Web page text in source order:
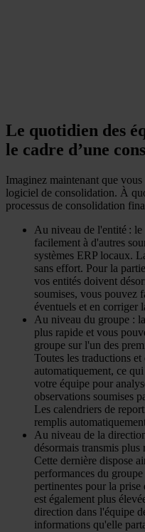
Le quotidien des
le cadre d’une
Imaginez maintenant que
logiciel de consolidation. À
processus de consolidation
Au niveau de l'entité :
facilement à d'autres
systèmes ERP locaux.
sans effort. Pour la
vos entités doivent
soumises, vous pouvez
éventuels et en corriger
Au niveau du groupe :
plus rapide et vous
groupe sur l'un des
Toutes les traductions
automatiquement, ce
votre équipe pour
observations soumises
Les calendriers de
remplis
Au niveau de la
désormais transmis
Cette dernière dispose
performances du
pertinentes pour la
est également plus
direction dans l'équipe
informations qu'elle